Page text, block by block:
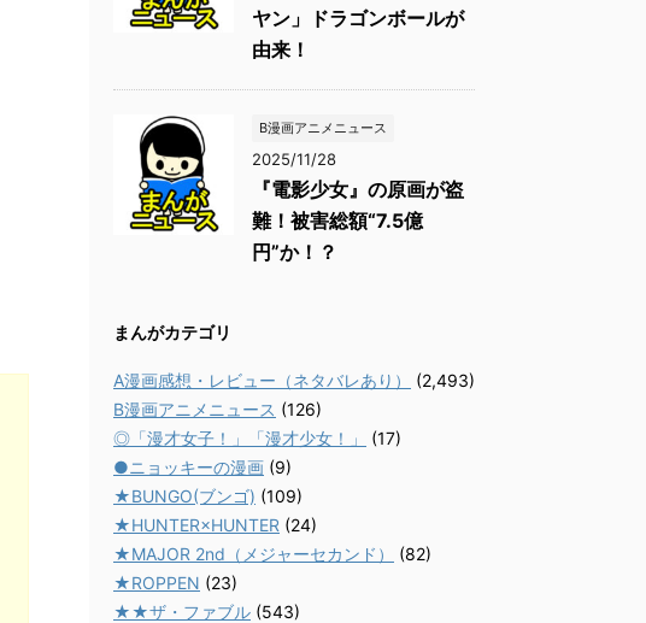
ヤン」ドラゴンボールが
由来！
B漫画アニメニュース
2025/11/28
『電影少女』の原画が盗
難！被害総額“7.5億
円”か！？
まんがカテゴリ
A漫画感想・レビュー（ネタバレあり）
(2,493)
B漫画アニメニュース (126)
◎「漫才女子！」「漫才少女！」
(17)
●ニョッキーの漫画 (9)
★BUNGO(ブンゴ) (109)
★HUNTER×HUNTER (24)
★MAJOR 2nd（メジャーセカンド）
(82)
★ROPPEN (23)
★★ザ・ファブル (543)